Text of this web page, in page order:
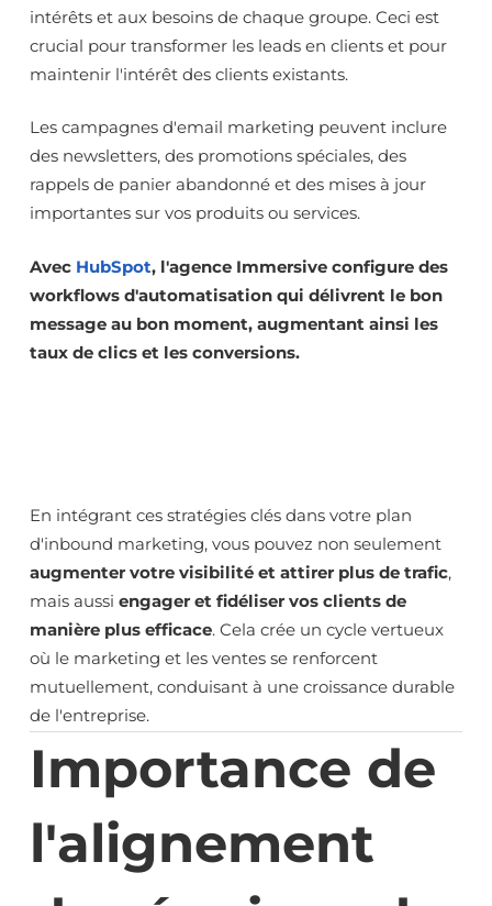
intérêts et aux besoins de chaque groupe. Ceci est
crucial pour transformer les leads en clients et pour
maintenir l'intérêt des clients existants.
Les campagnes d'email marketing peuvent inclure
des newsletters, des promotions spéciales, des
rappels de panier abandonné et des mises à jour
importantes sur vos produits ou services.
Avec HubSpot, l'agence Immersive configure des
workflows d'automatisation qui délivrent le bon
message au bon moment, augmentant ainsi les
taux de clics et les conversions.
En intégrant ces stratégies clés dans votre plan
d'inbound marketing, vous pouvez non seulement
augmenter votre visibilité et attirer plus de trafic,
mais aussi engager et fidéliser vos clients de
manière plus efficace. Cela crée un cycle vertueux
où le marketing et les ventes se renforcent
mutuellement, conduisant à une croissance durable
de l'entreprise.
Importance de
l'alignement